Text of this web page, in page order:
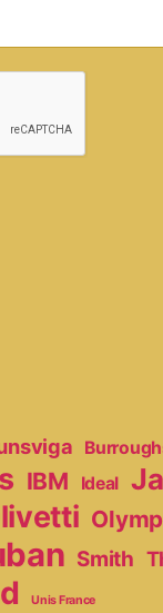
IBM Ideal
Smith
Unis France